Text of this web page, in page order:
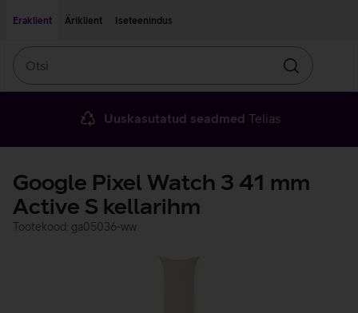
Eraklient
Äriklient Iseteenindus
Otsin
Uuskasutatud seadmed Telias
Google Pixel Watch 3 41 mm
Active S kellarihm
Tootekood: ga05036-ww